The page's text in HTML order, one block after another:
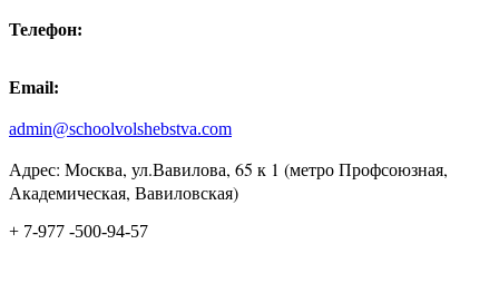
Телефон:
Email:
admin@schoolvolshebstva.com
Адрес: Москва, ул.Вавилова, 65 к 1 (метро Профсоюзная,
Академическая, Вавиловская)
+ 7-977 -500-94-57